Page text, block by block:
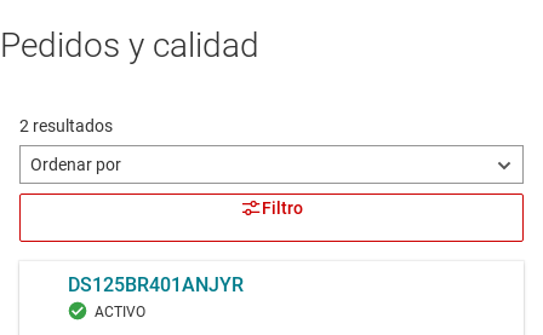
Pedidos y calidad